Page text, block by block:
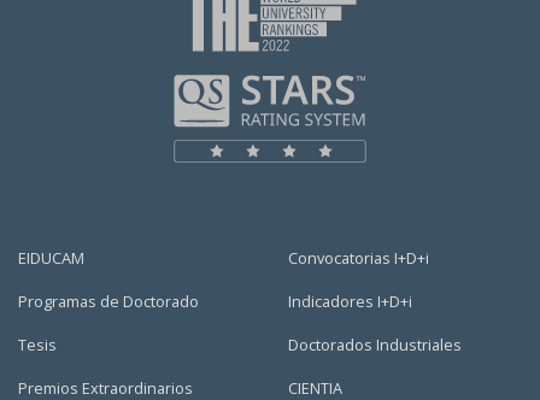
EIDUCAM
Programas de Doctorado
Tesis
Premios Extraordinarios
Convocatorias I+D+i
Indicadores I+D+i
Doctorados Industriales
CIENTIA